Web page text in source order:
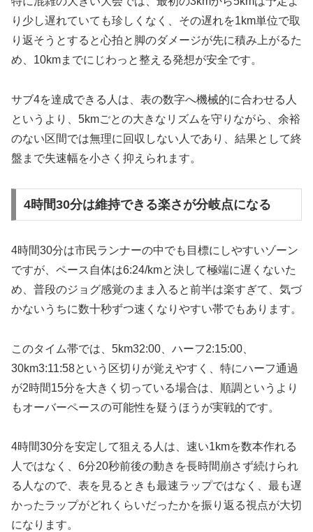
り少し遅れていても珍しくなく、その遅れを1km単位で取
り返そうとすると心拍と脚のダメージが先に積み上がるた
め、10kmまでにじわっと整える発想が安全です。
サブ4を達成できる人は、表の数字へ機械的に合わせる人
というより、5kmごとの大きなリズムを守りながら、余裕
のない区間では無理に回収しない人であり、結果として終
盤まで失速幅を小さく抑えられます。
4時間30分は維持できる楽さが分岐点になる
4時間30分は市民ランナーの中でも目標にしやすいゾーン
ですが、ペース自体は6:24/kmと決して極端に遅くないた
め、普段のジョグ感覚のまま入ると前半は楽すぎて、気づ
かないうちに数十秒ずつ速くなりやすい帯でもあります。
このタイム帯では、5km32:00、ハーフ2:15:00、
30km3:11:58という区切りが覚えやすく、特にハーフ通過
が2時間15分を大きく切っている場合は、順調というより
もオーバーペースの可能性を疑うほうが実戦的です。
4時間30分を安定して狙える人は、速い1kmを数本作れる
人ではなく、6分20秒前後の動きを長時間崩さず続けられ
る人なので、表を見るときも最速ラップではなく、最も遅
かったラップがどれくらいだったかを振り返る視点が大切
になります。